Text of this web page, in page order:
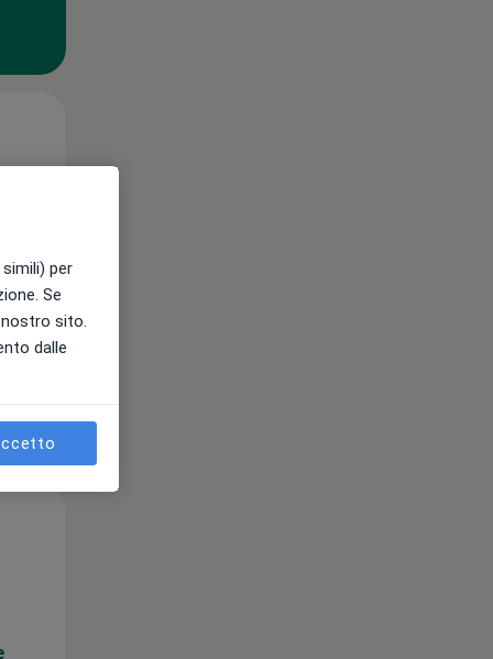
per
Se
sito.
dalle